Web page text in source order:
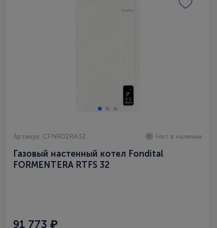
Артикул: CFNR02RA32 Нет в наличии
Газовый настенный котел Fondital
FORMENTERA RTFS 32
91 773 ₽